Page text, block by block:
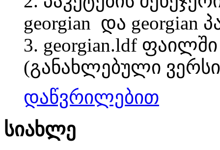
georgian და georgian
3. georgian.ldf
(განახლებული
დაწვრილებით
სიახლე